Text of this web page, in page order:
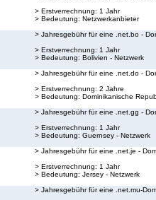
> Erstverrechnung: 1 Jahr
> Bedeutung: Netzwerkanbieter
> Jahresgebühr für eine .net.bo -
> Erstverrechnung: 1 Jahr
> Bedeutung: Bolivien - Netzwerk
> Jahresgebühr für eine .net.do -
> Erstverrechnung: 2 Jahre
> Bedeutung: Dominikanische
> Jahresgebühr für eine .net.gg -
> Erstverrechnung: 1 Jahr
> Bedeutung: Guernsey - Netzwerk
> Jahresgebühr für eine .net.je -
> Erstverrechnung: 1 Jahr
> Bedeutung: Jersey - Netzwerk
> Jahresgebühr für eine .net.mu-